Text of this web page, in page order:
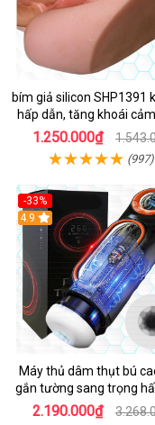
bím giả silicon SHP1391
hấp dẫn, tăng khoái
ngay
1.250.000₫
(997)
-33%
Hot
4.9
Máy thủ dâm thụt bú
gắn tường sang trọng
2.190.000₫